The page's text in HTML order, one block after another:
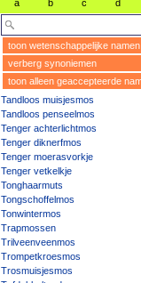
a b c d
toon wetenschappelijke namen
verberg synoniemen
toon alleen geaccepteerde
Tandloos muisjesmos
Tandloos penseelmos
Tenger achterlichtmos
Tenger diknerfmos
Tenger moerasvorkje
Tenger vetkelkje
Tonghaarmuts
Tongschoffelmos
Tonwintermos
Trapmossen
Trilveenveenmos
Trompetkroesmos
Trosmuisjesmos